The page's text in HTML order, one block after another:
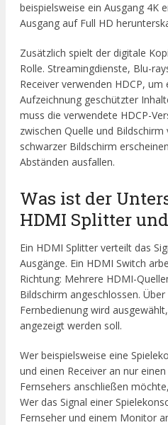
beispielsweise ein Ausgang 4K
Ausgang auf Full HD
Zusätzlich spielt der digitale
Rolle. Streamingdienste, Blu-
Receiver verwenden HDCP,
Aufzeichnung geschützter
muss die verwendete HDCP-
zwischen Quelle und
schwarzer Bildschirm
Abständen ausfallen.
Was ist der
HDMI Splitter
Ein HDMI Splitter verteilt das
Ausgänge. Ein HDMI Switch
Richtung: Mehrere HDMI-
Bildschirm angeschlossen.
Fernbedienung wird
angezeigt werden soll.
Wer beispielsweise eine
und einen Receiver an nur
Fernsehers anschließen
Wer das Signal einer
Fernseher und einem Monitor